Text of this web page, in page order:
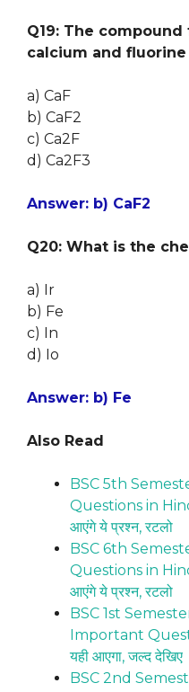
Q19: The
calcium and fluorine
a) CaF
b) CaF2
c) Ca2F
d) Ca2F3
Answer: b) CaF2
Q20: What is the
a) Ir
b) Fe
c) In
d) Io
Answer: b) Fe
Also Read
BSC 5th
Questions in
आएंगे ये प्रश्न, रटलो
BSC 6th
Questions in
आएंगे ये प्रश्न, रटलो
BSC 1st
Important
यही आएगा, जल्द देखिए
BSC 2nd